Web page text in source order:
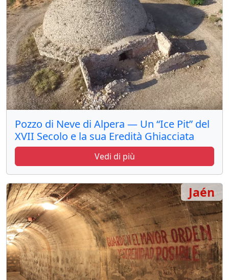
Pozzo di Neve di Alpera — Un “Ice Pit” del
XVII Secolo e la sua Eredità Ghiacciata
Vedi di più
Jaén